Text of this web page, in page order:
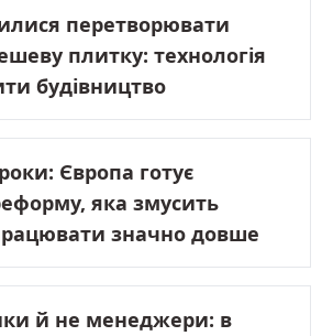
перетворювати
плитку: технологія
будівництво
Європа готує
яка змусить
значно довше
й не менеджери: в